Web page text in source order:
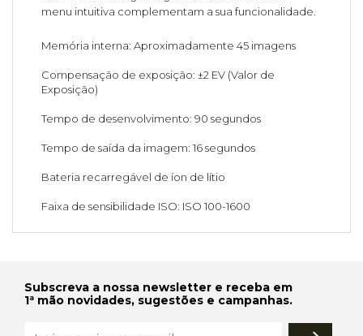
menu intuitiva complementam a sua funcionalidade.
Memória interna: Aproximadamente 45 imagens
Compensação de exposição: ±2 EV (Valor de
Exposição)
Tempo de desenvolvimento: 90 segundos
Tempo de saída da imagem: 16 segundos
Bateria recarregável de íon de lítio
Faixa de sensibilidade ISO: ISO 100-1600
Subscreva a nossa newsletter e receba em
1ª mão novidades, sugestões e campanhas.